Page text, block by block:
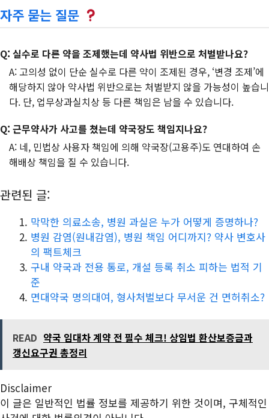
자주 묻는 질문
Q: 실수로 다른 약을 조제했는데 약사법 위반으로 처벌받나요?
A: 고의성 없이 단순 실수로 다른 약이 조제된 경우, ‘변경 조제’에
해당하지 않아 약사법 위반으로는 처벌받지 않을 가능성이 높습니
다. 단, 업무상과실치상 등 다른 책임은 남을 수 있습니다.
Q: 근무약사가 사고를 쳤는데 약국장도 책임지나요?
A: 네, 민법상 사용자 책임에 의해 약국장(고용주)도 연대하여 손
해배상 책임을 질 수 있습니다.
관련된 글:
막막한 의료소송, 병원 과실은 누가 어떻게 증명하나?
병원 감염(원내감염), 병원 책임 어디까지? 약사 변호사
의 팩트체크
구내 약국과 전용 통로, 개설 등록 취소 피하는 법적 기
준
면대약국 명의대여, 형사처벌보다 무서운 건 면허취소?
READ 약국 임대차 계약 전 필수 체크! 상임법 환산보증금과
갱신요구권 총정리
Disclaimer
이 글은 일반적인 법률 정보를 제공하기 위한 것이며, 구체적인